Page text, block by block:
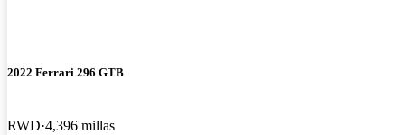
2022 Ferrari 296 GTB
RWD 4,396 millas